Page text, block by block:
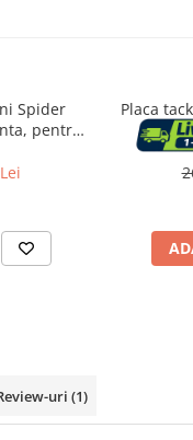
Spider
pentru
mm
Placa
uri (1)